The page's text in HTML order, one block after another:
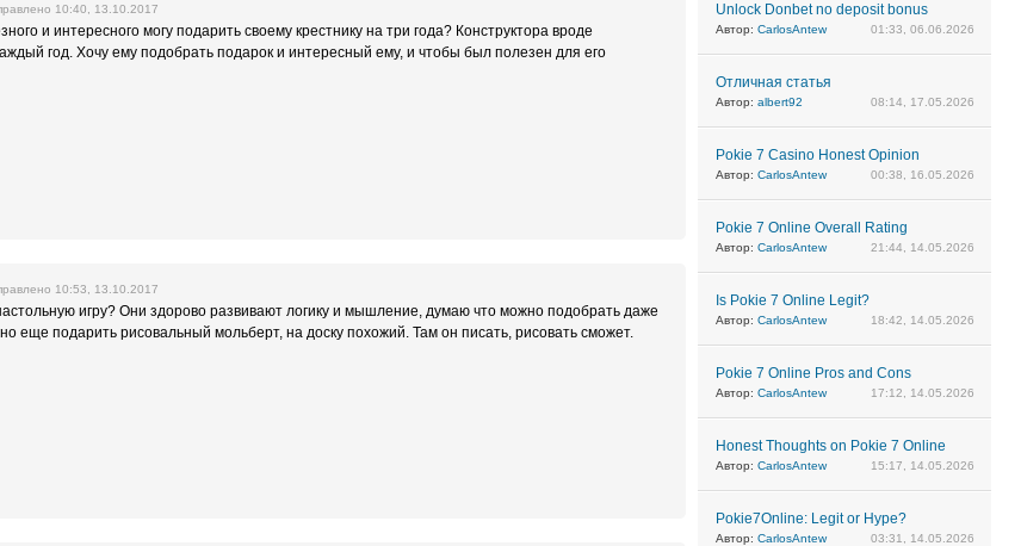
10:40, 13.10.2017
и интересного могу подарить своему крестнику на три года? Конструктора вроде
год. Хочу ему подобрать подарок и интересный ему, и чтобы был полезен для его
10:53, 13.10.2017
игру? Они здорово развивают логику и мышление, думаю что можно подобрать даже
еще подарить рисовальный мольберт, на доску похожий. Там он писать, рисовать сможет.
Unlock Donbet no deposit bonus
Автор: CarlosAntew 01:33, 06.06.2026
Отличная статья
Автор: albert92 08:14, 17.05.2026
Pokie 7 Casino Honest Opinion
Автор: CarlosAntew 00:38, 16.05.2026
Pokie 7 Online Overall Rating
Автор: CarlosAntew 21:44, 14.05.2026
Is Pokie 7 Online Legit?
Автор: CarlosAntew 18:42, 14.05.2026
Pokie 7 Online Pros and Cons
Автор: CarlosAntew 17:12, 14.05.2026
Honest Thoughts on Pokie 7 Online
Автор: CarlosAntew 15:17, 14.05.2026
Pokie7Online: Legit or Hype?
Автор: CarlosAntew 03:31, 14.05.2026